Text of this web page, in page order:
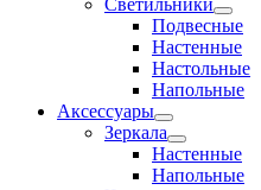
Светильники
Подвесные
Настенные
Настольные
Напольные
Аксессуары
Зеркала
Настенные
Напольные